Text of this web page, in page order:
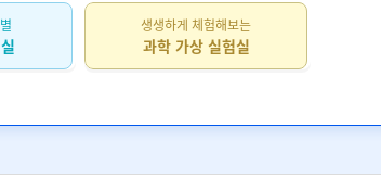
생생하게 체험해보는
과학 가상 실험실